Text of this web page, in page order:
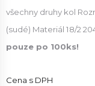
všechny druhy kol
(sudé) Materiál 18/2
pouze po 100ks!
Cena s DPH